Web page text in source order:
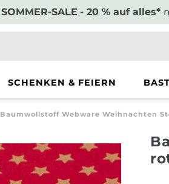
SOMMER-SALE - 20 % auf alles*
SCHENKEN & FEIERN
Baumwollstoff Webware Weihnachten